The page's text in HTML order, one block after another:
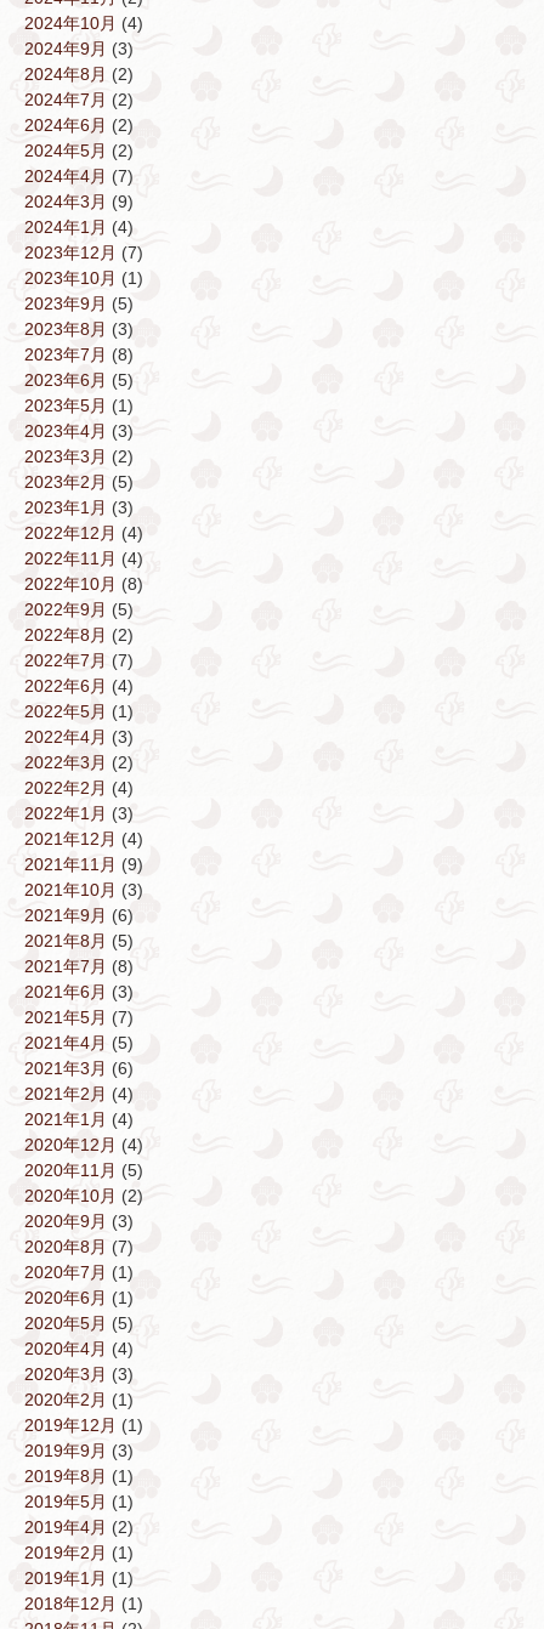
2024年10月 (4)
2024年9月 (3)
2024年8月 (2)
2024年7月 (2)
2024年6月 (2)
2024年5月 (2)
2024年4月 (7)
2024年3月 (9)
2024年1月 (4)
2023年12月 (7)
2023年10月 (1)
2023年9月 (5)
2023年8月 (3)
2023年7月 (8)
2023年6月 (5)
2023年5月 (1)
2023年4月 (3)
2023年3月 (2)
2023年2月 (5)
2023年1月 (3)
2022年12月 (4)
2022年11月 (4)
2022年10月 (8)
2022年9月 (5)
2022年8月 (2)
2022年7月 (7)
2022年6月 (4)
2022年5月 (1)
2022年4月 (3)
2022年3月 (2)
2022年2月 (4)
2022年1月 (3)
2021年12月 (4)
2021年11月 (9)
2021年10月 (3)
2021年9月 (6)
2021年8月 (5)
2021年7月 (8)
2021年6月 (3)
2021年5月 (7)
2021年4月 (5)
2021年3月 (6)
2021年2月 (4)
2021年1月 (4)
2020年12月 (4)
2020年11月 (5)
2020年10月 (2)
2020年9月 (3)
2020年8月 (7)
2020年7月 (1)
2020年6月 (1)
2020年5月 (5)
2020年4月 (4)
2020年3月 (3)
2020年2月 (1)
2019年12月 (1)
2019年9月 (3)
2019年8月 (1)
2019年5月 (1)
2019年4月 (2)
2019年2月 (1)
2019年1月 (1)
2018年12月 (1)